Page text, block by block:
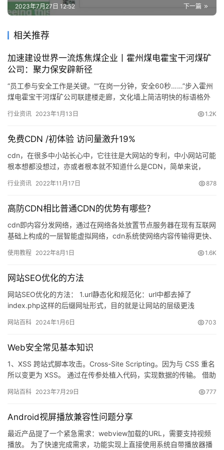
下一篇
2023年7月27日 12:52
相关推荐
加速建设世界一流炼焦煤企业丨霍州煤电霍宝干河煤矿
公司：聚力保安辟新径
“员工参与安全工作是关键。”“在岗一分钟，安全60秒……”步入霍州
煤电霍宝干河煤矿公司联建楼走廊，文化墙上简洁明快的标语格外
行业资讯 2023年1月13日 1.2K
免费CDN /初体验 访问量激升19%
cdn，在很多中小站长心中，它往往是大网站的专利，中小网站可能
根本想都没想过，亦或者根本就不知道什么是CDN，简单来说，
内…
行业资讯 2022年11月17日 878
高防CDN相比普通CDN的优势有哪些？
cdn即内容分发网络，通过在网络各处放置节点服务器在现有互联网
基础上构成的一层智能虚拟网络，cdn系统使网络内容传输得更快、
使用教程 2022年8月1日 1.6K
网站SEO优化的方法
网站SEO优化的方法： 1.url静态化和规范化：url中都去掉了
index.php这样的后缀网址形式，目的就是让网站的层级更浅
网站百科 2024年1月6日 703
Web安全常见基本知识
1、XSS 跨站式脚本攻击。Cross-Site Scripting。因为与 CSS 重名
所以变更为 XSS。 通过在传参处植入代码，实现数据的传输。 借助
网站百科 2023年7月29日 777
Android视屏播放兼容性问题分享
最近产品提了一个紧急需求：webview加载的URL，需要支持视频
播放。 为了快速完成需求，功能实现上直接使用系统自带播放器播